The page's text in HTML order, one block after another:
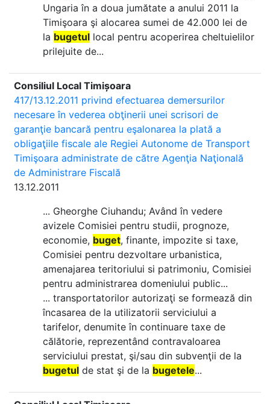
Ungaria în a doua jumătate a anului 2011 la
Timişoara şi alocarea sumei de 42.000 lei de
la bugetul local pentru acoperirea cheltuielilor
prilejuite de...
Consiliul Local Timișoara
417/13.12.2011 privind efectuarea demersurilor
necesare în vederea obţinerii unei scrisori de
garanţie bancară pentru eşalonarea la plată a
obligaţiile fiscale ale Regiei Autonome de Transport
Timişoara administrate de către Agenţia Naţională
de Administrare Fiscală
13.12.2011
... Gheorghe Ciuhandu; Având în vedere
avizele Comisiei pentru studii, prognoze,
economie, buget, finante, impozite si taxe,
Comisiei pentru dezvoltare urbanistica,
amenajarea teritoriului si patrimoniu, Comisiei
pentru administrarea domeniului public...
... transportatorilor autorizaţi se formează din
încasarea de la utilizatorii serviciului a
tarifelor, denumite în continuare taxe de
călătorie, reprezentând contravaloarea
serviciului prestat, şi/sau din subvenţii de la
bugetul de stat şi de la bugetele...